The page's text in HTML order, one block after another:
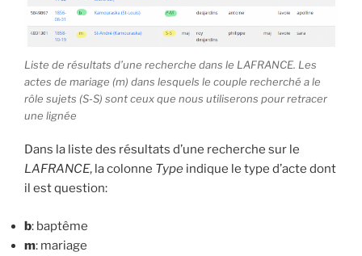
Liste de résultats d’une recherche dans le LAFRANCE. Les
actes de mariage (m) dans lesquels le couple recherché a le
rôle sujets (S-S) sont ceux que nous utiliserons pour retracer
une lignée
Dans la liste des résultats d’une recherche sur le
LAFRANCE, la colonne Type indique le type d’acte dont
il est question:
b: baptême
m: mariage